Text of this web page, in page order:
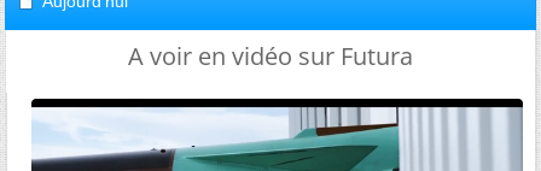
A voir en vidéo sur Futura